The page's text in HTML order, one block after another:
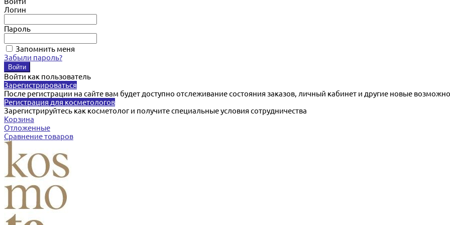
Логин
Пароль
Запомнить меня
Забыли пароль?
Войти как пользователь
Зарегистрироваться
После регистрации на сайте вам будет доступно отслеживание состояния заказов, личный кабинет и другие новые
Регистрация для косметологов
Зарегистрируйтесь как косметолог и получите специальные условия сотрудничества
Корзина
Отложенные
Сравнение товаров